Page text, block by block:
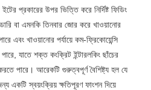
প্রকারের উপর ভিত্তি করে নির্দিষ্ট ফিডিং
বা এমনকি তিনবার জোর করে খাওয়ানোর
এবং খাওয়ানোর পর্যায়ে কম-ফ্রিকোয়েন্সি
যাতে শক্ত কংক্রিট ইন্টারলকিং ছাঁচের
পারে। আরেকটি গুরুত্বপূর্ণ বৈশিষ্ট্য হল যে
একটি স্বয়ংক্রিয় ক্ষতিপূরণ ফাংশন দিয়ে